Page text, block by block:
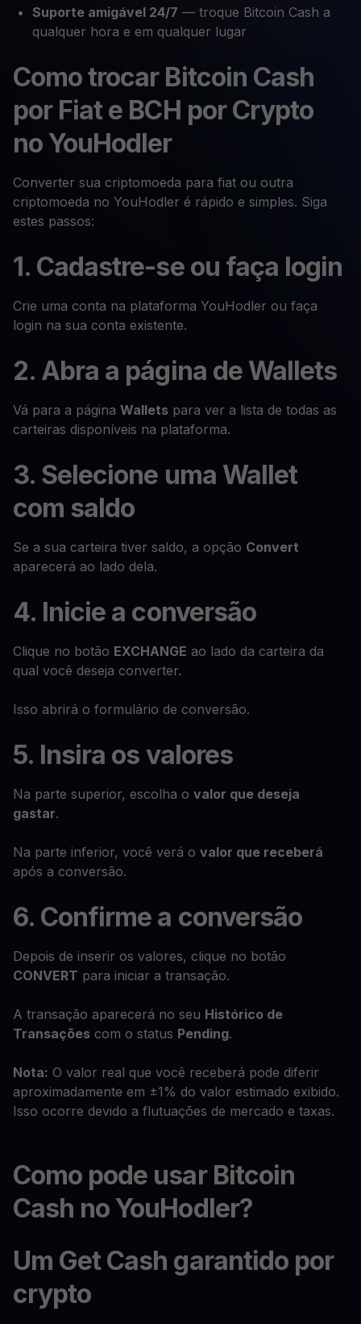
Suporte amigável 24/7 — troque Bitcoin Cash a
qualquer hora e em qualquer lugar
Como trocar Bitcoin Cash
por Fiat e BCH por Crypto
no YouHodler
Converter sua criptomoeda para fiat ou outra
criptomoeda no YouHodler é rápido e simples. Siga
estes passos:
1. Cadastre-se ou faça login
Crie uma conta na plataforma YouHodler ou faça
login na sua conta existente.
2. Abra a página de Wallets
Vá para a página Wallets para ver a lista de todas as
carteiras disponíveis na plataforma.
3. Selecione uma Wallet
com saldo
Se a sua carteira tiver saldo, a opção Convert
aparecerá ao lado dela.
4. Inicie a conversão
Clique no botão EXCHANGE ao lado da carteira da
qual você deseja converter.
Isso abrirá o formulário de conversão.
5. Insira os valores
Na parte superior, escolha o valor que deseja
gastar.
Na parte inferior, você verá o valor que receberá
após a conversão.
6. Confirme a conversão
Depois de inserir os valores, clique no botão
CONVERT para iniciar a transação.
A transação aparecerá no seu Histórico de
Transações com o status Pending.
Nota: O valor real que você receberá pode diferir
aproximadamente em ±1% do valor estimado exibido.
Isso ocorre devido a flutuações de mercado e taxas.
Como pode usar Bitcoin
Cash no YouHodler?
Um Get Cash garantido por
crypto